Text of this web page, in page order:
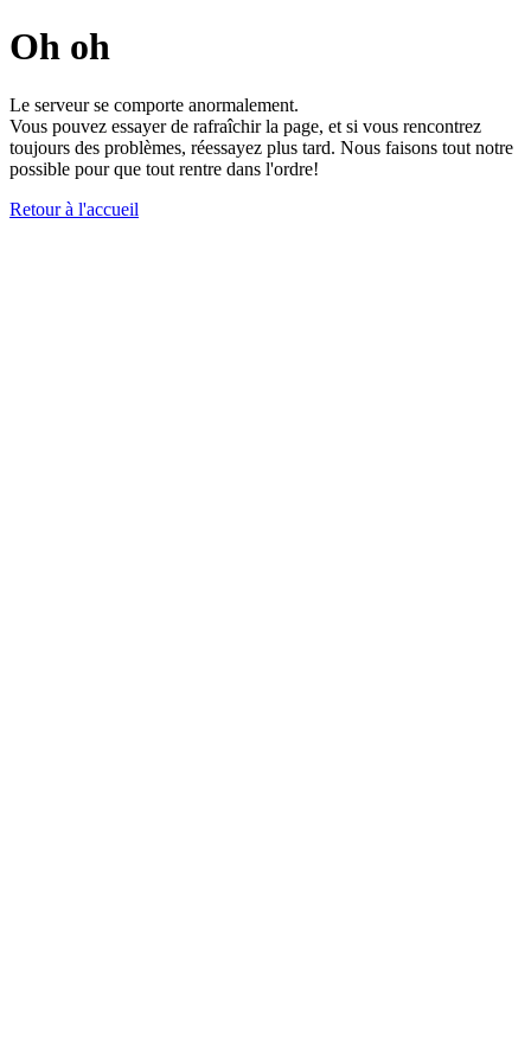
Oh oh
Le serveur se comporte anormalement.
Vous pouvez essayer de rafraîchir la page, et si vous rencontrez
toujours des problèmes, réessayez plus tard. Nous faisons tout notre
possible pour que tout rentre dans l'ordre!
Retour à l'accueil